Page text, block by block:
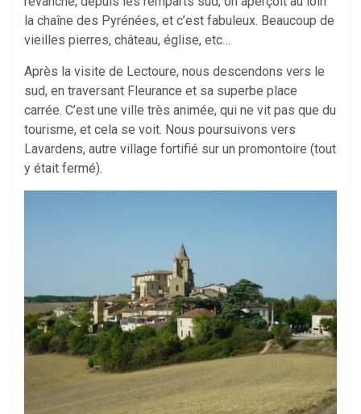
la chaîne des Pyrénées, et c’est fabuleux. Beaucoup de
vieilles pierres, château, église, etc…
Après la visite de Lectoure, nous descendons vers le
sud, en traversant Fleurance et sa superbe place
carrée. C’est une ville très animée, qui ne vit pas que du
tourisme, et cela se voit. Nous poursuivons vers
Lavardens, autre village fortifié sur un promontoire (tout
y était fermé).